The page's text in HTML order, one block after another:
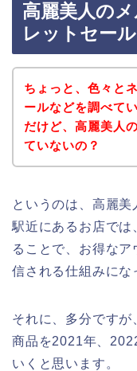
高麗美人の
レットセー
ちょっと、色々と
ールなどを調べて
だけど、高麗美人
ていないの？
というのは、高麗美
駅近にあるお店では
ることで、お得な
信される仕組みにな
それに、多分です
商品を2021年、
いくと思います。